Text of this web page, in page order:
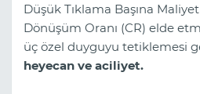
Düşük Tıklama Başına
Dönüşüm Oranı (CR) elde
üç özel duyguyu tetiklemesi
heyecan ve aciliyet.